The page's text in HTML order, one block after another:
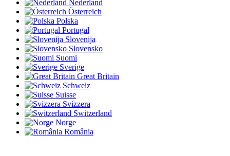
Nederland
Österreich
Polska
Portugal
Slovenija
Slovensko
Suomi
Sverige
Great Britain
Schweiz
Suisse
Svizzera
Switzerland
Norge
România